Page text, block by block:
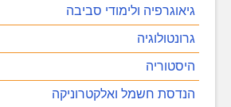
גיאוגרפיה ולימודי סביבה
גרונטולוגיה
היסטוריה
הנדסת חשמל ואלקטרוניקה